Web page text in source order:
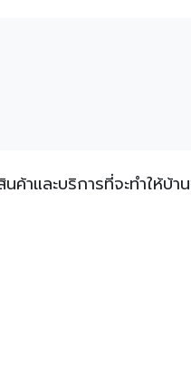
าและบริการที่จะทำให้บ้า